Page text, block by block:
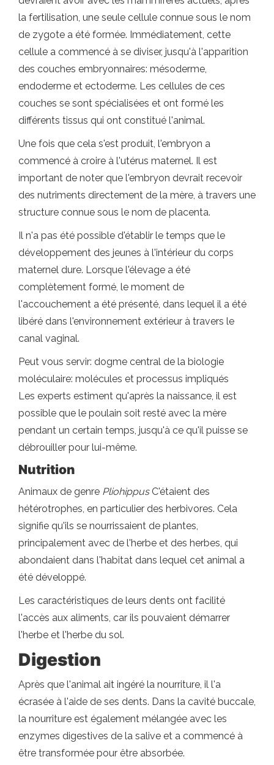
la fertilisation, une seule cellule connue sous le nom
de zygote a été formée. Immédiatement, cette
cellule a commencé à se diviser, jusqu'à l'apparition
des couches embryonnaires: mésoderme,
endoderme et ectoderme. Les cellules de ces
couches se sont spécialisées et ont formé les
différents tissus qui ont constitué l'animal.
Une fois que cela s'est produit, l'embryon a
commencé à croire à l'utérus maternel. Il est
important de noter que l'embryon devrait recevoir
des nutriments directement de la mère, à travers une
structure connue sous le nom de placenta.
Il n'a pas été possible d'établir le temps que le
développement des jeunes à l'intérieur du corps
maternel dure. Lorsque l'élevage a été
complètement formé, le moment de
l'accouchement a été présenté, dans lequel il a été
libéré dans l'environnement extérieur à travers le
canal vaginal.
Peut vous servir: dogme central de la biologie
moléculaire: molécules et processus impliqués
Les experts estiment qu'après la naissance, il est
possible que le poulain soit resté avec la mère
pendant un certain temps, jusqu'à ce qu'il puisse se
débrouiller pour lui-même.
Nutrition
Animaux de genre PliohippusC'étaient des
hétérotrophes, en particulier des herbivores. Cela
signifie qu'ils se nourrissaient de plantes,
principalement avec de l'herbe et des herbes, qui
abondaient dans l'habitat dans lequel cet animal a
été développé.
Les caractéristiques de leurs dents ont facilité
l'accès aux aliments, car ils pouvaient démarrer
l'herbe et l'herbe du sol.
Digestion
Après que l'animal ait ingéré la nourriture, il l'a
écrasée à l'aide de ses dents. Dans la cavité buccale,
la nourriture est également mélangée avec les
enzymes digestives de la salive et a commencé à
être transformée pour être absorbée.